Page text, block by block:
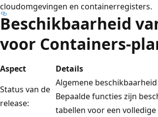
cloudomgevingen en containerregisters.
Beschikbaarheid
voor Containers-
Aspect
Details
Status van de
release:
Algemene beschikbaarheid
Bepaalde functies zijn
tabellen voor een